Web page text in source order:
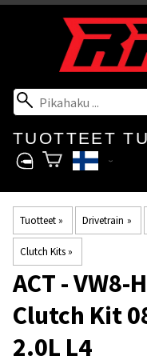
TUOTTEET
Tuotteet‪» Drivetrain ‪»
Clutch Kits‪»
ACT - VW8-
Clutch Kit
2.0L L4